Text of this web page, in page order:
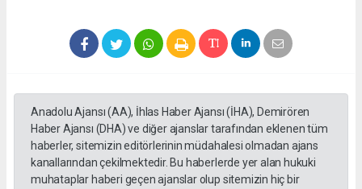
Anadolu Ajansı (AA), İhlas Haber Ajansı (İHA), Demirören
Haber Ajansı (DHA) ve diğer ajanslar tarafından eklenen tüm
haberler, sitemizin editörlerinin müdahalesi olmadan ajans
kanallarından çekilmektedir. Bu haberlerde yer alan hukuki
muhataplar haberi geçen ajanslar olup sitemizin hiç bir